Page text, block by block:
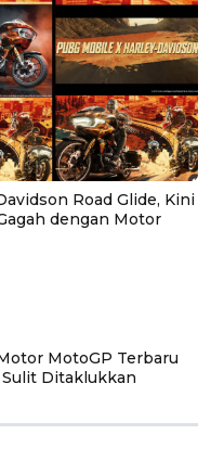
Road Glide, Kini
dengan Motor
MotoGP Terbaru
Ditaklukkan